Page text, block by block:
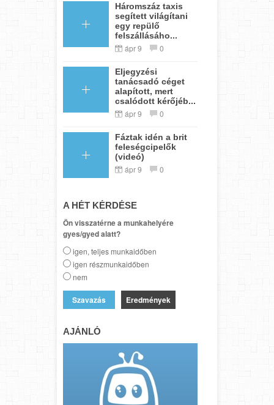
Háromszáz taxis
segített világítani
egy repülő
felszállásáho...
ápr 9 0
Eljegyzési
tanácsadó céget
alapított, mert
csalódott kérőjéb...
ápr 9 0
Fáztak idén a brit
feleségcipelők
(videó)
ápr 9 0
A HÉT KÉRDÉSE
Ön visszatérne a munkahelyére
gyes/gyed alatt?
igen, teljes munkaidőben
igen részmunkaidőben
nem
Eredmények
AJÁNLÓ